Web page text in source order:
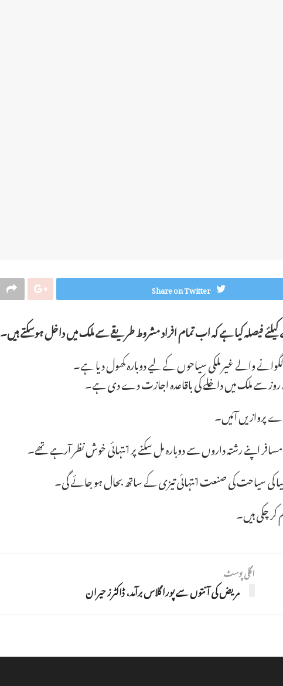
Share on Twitter
فیصلہ کیا ہے کہ اب تمام افراد مشروط طریقے سے ملک میں داخل ہوسکتے ہیں۔
لگوانے والے غیر ملکی سیاحوں کے لیے دوبارہ کھول دیا ہے۔
روز سے ملک میں داخلے کی باقاعدہ اجازت دے دی ہے۔
پروازیں آئیں۔
اپنے رشتہ داروں سے دوبارہ مل سکنے پر انتہائی خوش نظر آرہے تھے۔
کی سیاحت کی صنعت انتہائی تیزی کے ساتھ بحال ہو جائے گی۔
کر چکی ہیں۔
اگلی پوسٹ
مریض کی آنتوں سے پورا گلاس برآمد، ڈاکٹرز حیران